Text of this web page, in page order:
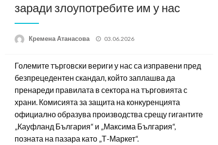
заради злоупотребите им у нас
Кремена Атанасова
Posted
03.06.2026
Големите търговски вериги у нас са изправени пред
безпрецедентен скандал, който заплашва да
пренареди правилата в сектора на търговията с
храни. Комисията за защита на конкуренцията
официално образува производства срещу гигантите
„Кауфланд България“ и „Максима България“,
позната на пазара като „Т-Маркет“.